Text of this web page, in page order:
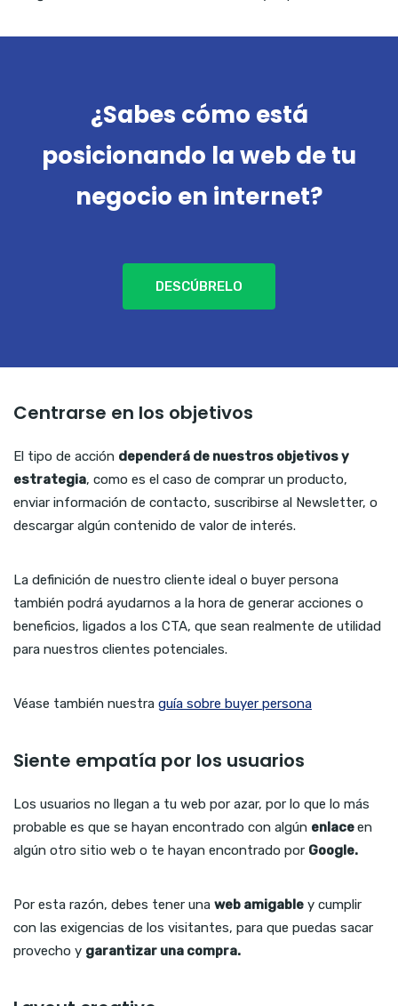
¿Sabes cómo está
posicionando la web de tu
negocio en internet?
DESCÚBRELO
Centrarse en los objetivos
El tipo de acción dependerá de nuestros objetivos y
estrategia, como es el caso de comprar un producto,
enviar información de contacto, suscribirse al Newsletter, o
descargar algún contenido de valor de interés.
La definición de nuestro cliente ideal o buyer persona
también podrá ayudarnos a la hora de generar acciones o
beneficios, ligados a los CTA, que sean realmente de utilidad
para nuestros clientes potenciales.
Véase también nuestra guía sobre buyer persona
Siente empatía por los usuarios
Los usuarios no llegan a tu web por azar, por lo que lo más
probable es que se hayan encontrado con algún enlaceen
algún otro sitio web o te hayan encontrado por Google.
Por esta razón, debes tener una web amigable y cumplir
con las exigencias de los visitantes, para que puedas sacar
provecho y garantizar una compra.